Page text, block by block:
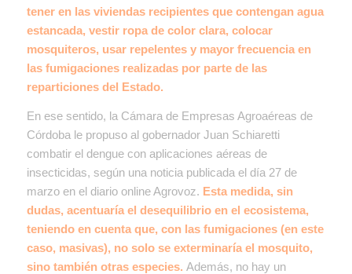
tener en las viviendas recipientes que contengan agua
estancada, vestir ropa de color clara, colocar
mosquiteros, usar repelentes y mayor frecuencia en
las fumigaciones realizadas por parte de las
reparticiones del Estado.
En ese sentido, la Cámara de Empresas Agroaéreas de
Córdoba le propuso al gobernador Juan Schiaretti
combatir el dengue con aplicaciones aéreas de
insecticidas, según una noticia publicada el día 27 de
marzo en el diario online Agrovoz. Esta medida, sin
dudas, acentuaría el desequilibrio en el ecosistema,
teniendo en cuenta que, con las fumigaciones (en este
caso, masivas), no solo se exterminaría el mosquito,
sino también otras especies. Además, no hay un